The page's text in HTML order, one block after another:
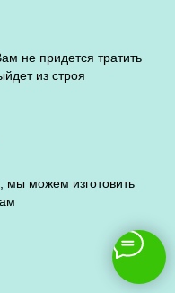
не придется тратить
из строя
мы можем изготовить